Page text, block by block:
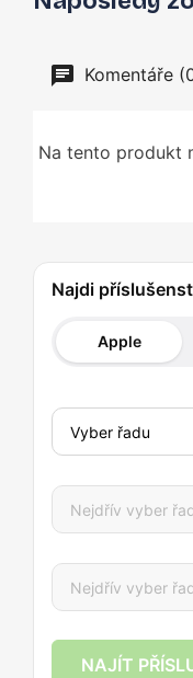
Komentáře
Na tento produkt
Najdi
Apple
NAJÍT